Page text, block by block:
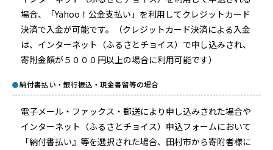
場合、「Yahoo！公金支払い」を利用してクレジットカード
決済で入金が可能です。（クレジットカード決済による入金
は、インターネット（ふるさとチョイス）で申し込みされ、
寄附金額が５０００円以上の場合に利用可能です）
納付書払い・銀行振込・現金書留等の場合
電子メール・ファックス・郵送により申し込みされた場合や
インターネット（ふるさとチョイス）申込フォームにおいて
「納付書払い』等を選択された場合、田村市から寄附者様に